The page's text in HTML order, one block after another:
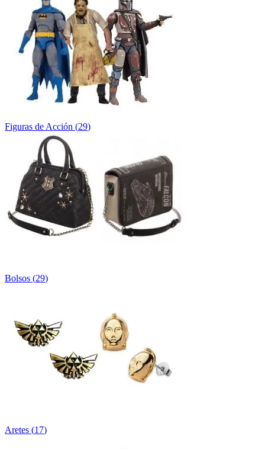
Figuras de Acción (29)
Bolsos (29)
Aretes (17)